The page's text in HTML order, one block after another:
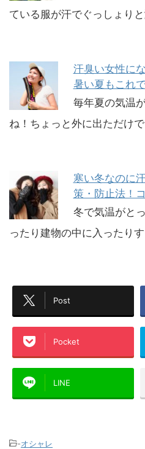
ている服が汗でぐっしょり
汗臭い女性に
暑い夏もこれ
毎年夏の気温
ね！ちょっと外に出ただけ
寒い冬なのに
策・防止法！
冬で気温がと
ったり建物の中に入ったり
Post
Pocket
LINE
-オシャレ